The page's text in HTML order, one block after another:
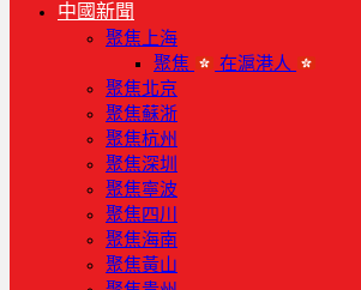
中國新聞
聚焦上海
聚焦
在滬港人
聚焦北京
聚焦蘇浙
聚焦杭州
聚焦深圳
聚焦寧波
聚焦四川
聚焦海南
聚焦黃山